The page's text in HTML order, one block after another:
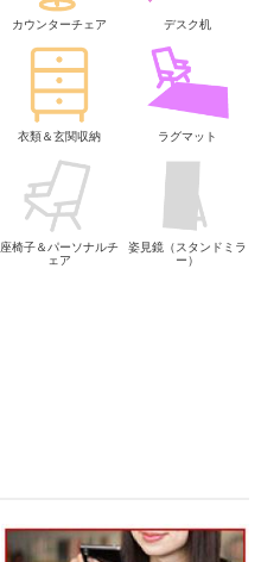
カウンターチェア デスク机
衣類＆玄関収納 ラグマット
座椅子＆パーソナルチ
ェア
姿見鏡（スタンドミラ
ー）